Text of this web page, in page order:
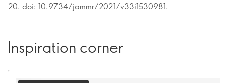
20. doi: 10.9734/jammr/2021/v33i1530981.
Inspiration corner